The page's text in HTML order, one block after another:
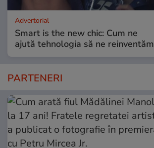
Advertorial
Smart is the new chic: Cum ne
ajută tehnologia să ne reinventăm
PARTENERI